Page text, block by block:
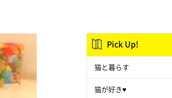
Pick Up!
猫と暮らす
猫が好き♥